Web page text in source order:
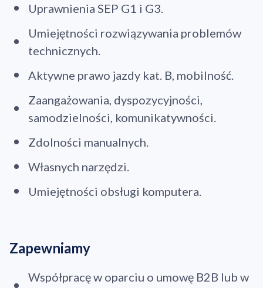
Uprawnienia SEP G1 i G3.
Umiejętności rozwiązywania problemów
technicznych.
Aktywne prawo jazdy kat. B, mobilność.
Zaangażowania, dyspozycyjności,
samodzielności, komunikatywności.
Zdolności manualnych.
Własnych narzędzi.
Umiejętności obsługi komputera.
Zapewniamy
Współpracę w oparciu o umowę B2B lub w